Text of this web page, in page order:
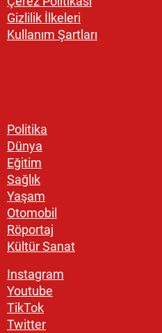
Gizlilik İlkeleri
Kullanım Şartları
Politika
Dünya
Eğitim
Sağlık
Yaşam
Otomobil
Röportaj
Kültür Sanat
Instagram
Youtube
TikTok
Twitter